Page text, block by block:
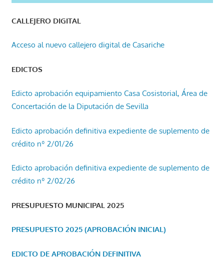
CALLEJERO DIGITAL
Acceso al nuevo callejero digital de Casariche
EDICTOS
Edicto aprobación equipamiento Casa Cosistorial, Área de
Concertación de la Diputación de Sevilla
Edicto aprobación definitiva expediente de suplemento de
crédito nº 2/01/26
Edicto aprobación definitiva expediente de suplemento de
crédito nº 2/02/26
PRESUPUESTO MUNICIPAL 2025
PRESUPUESTO 2025 (APROBACIÓN INICIAL)
EDICTO DE APROBACIÓN DEFINITIVA